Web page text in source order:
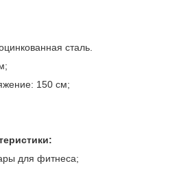
сталь.
150 см;
для фитнеса;